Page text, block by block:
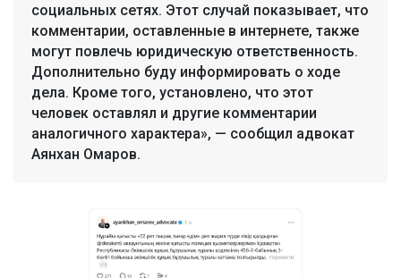
социальных сетях. Этот случай показывает, что
комментарии, оставленные в интернете, также
могут повлечь юридическую ответственность.
Дополнительно буду информировать о ходе
дела. Кроме того, установлено, что этот
человек оставлял и другие комментарии
аналогичного характера», — сообщил адвокат
Аянхан Омаров.